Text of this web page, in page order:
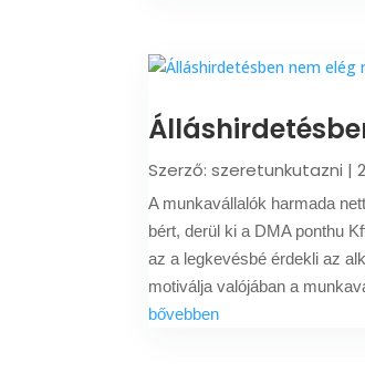
Szerző:szeretunkutazni |
A munkavállalók harmada
bért, derül ki a DMA ponthu
az a legkevésbé érdekli az
motiválja valójában a
bővebben